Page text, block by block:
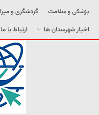
پزشکی و سلامت
گردشگری و
اخبار شهرستان ها
ارتباط با ما